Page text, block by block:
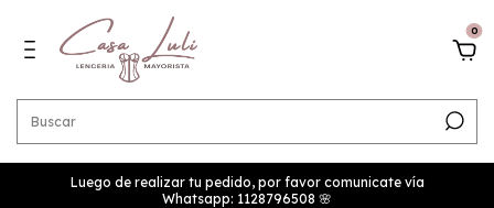
0
Luego de realizar tu pedido, por favor comunicate vía
Whatsapp: 1128796508 🌸